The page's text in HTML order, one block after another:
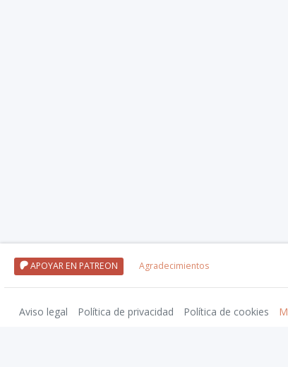
APOYAR EN PATREON Agradecimientos
Aviso legal Política de privacidad Política de cookies